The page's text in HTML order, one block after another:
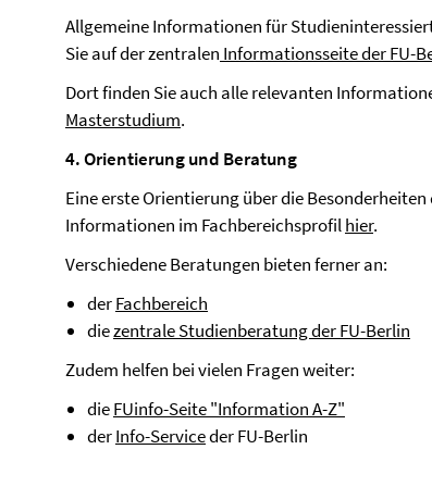
Allgemeine Informationen für
Sie auf der zentralen Informationsseite der FU-
Dort finden Sie auch alle relevanten
Masterstudium.
4. Orientierung und Beratung
Eine erste Orientierung über die
Informationen im Fachbereichsprofilhier.
Verschiedene Beratungen bieten ferner an:
derFachbereich
diezentrale Studienberatung der FU-Berlin
Zudem helfen bei vielen Fragen weiter:
dieFUinfo-Seite "Information A-Z"
derInfo-Serviceder FU-Berlin